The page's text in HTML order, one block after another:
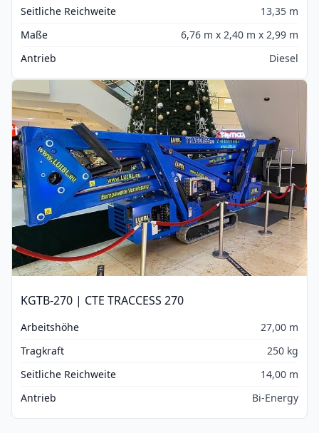
Seitliche Reichweite
13,35 m
Maße
6,76 m x 2,40 m x 2,99 m
Antrieb
Diesel
KGTB-270 | CTE TRACCESS 270
Arbeitshöhe
27,00 m
Tragkraft
250 kg
Seitliche Reichweite
14,00 m
Antrieb
Bi-Energy